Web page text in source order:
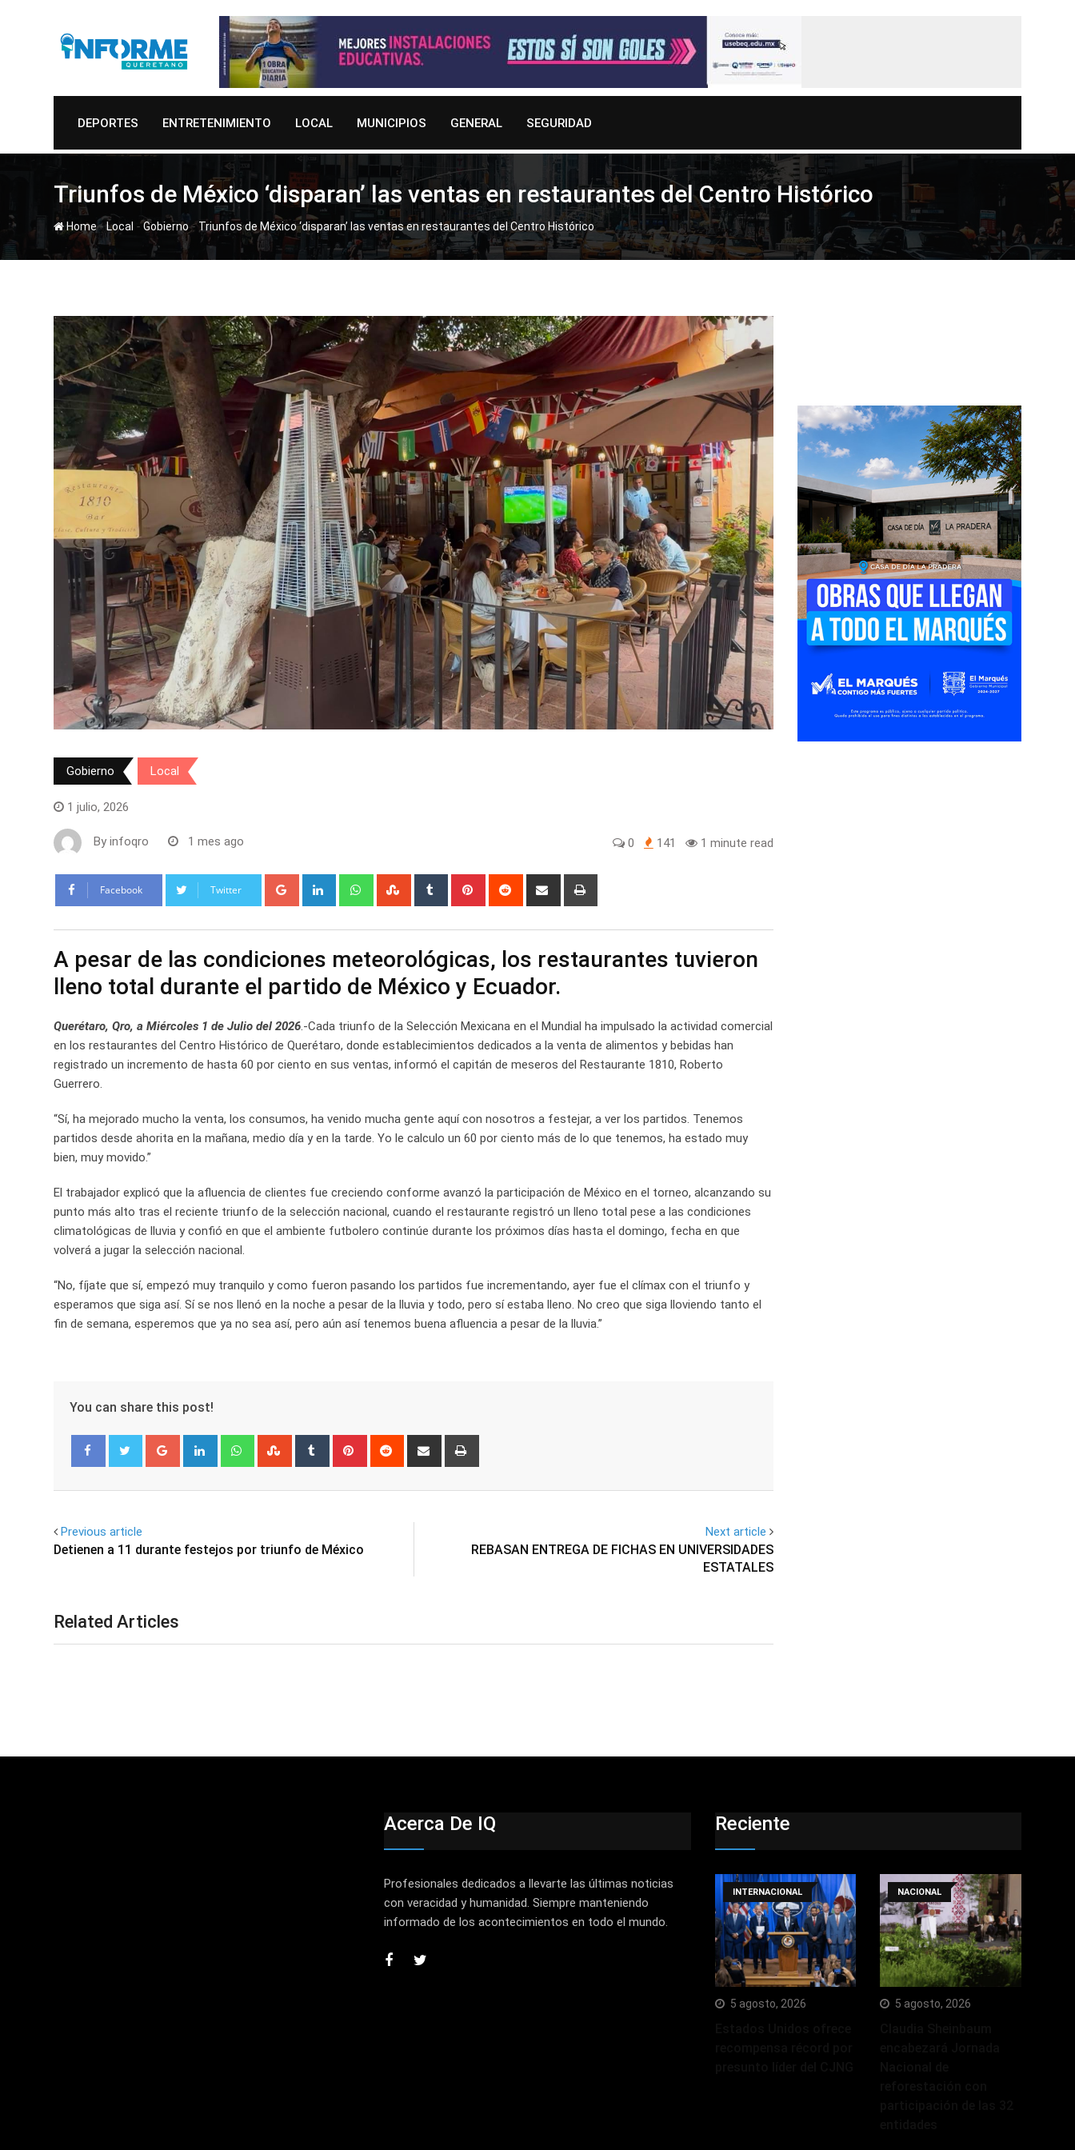
DEPORTES ENTRETENIMIENTO LOCAL MUNICIPIOS GENERAL SEGURIDAD
Triunfos de México ‘disparan’ las ventas en restaurantes del Centro Histórico
Home- Local -Gobierno-Triunfos de México ‘disparan’ las ventas en restaurantes del Centro Histórico
Gobierno Local
1 julio, 2026
By infoqro 1 mes ago 0 141 1 minute read
Facebook Twitter Google+ LinkedIn WhatsappStumbleUpon
Tumblr Pinterest Reddit
Share
A pesar de las condiciones meteorológicas, los restaurantes tuvieron
lleno total durante el partido de México y Ecuador.
Querétaro, Qro, a Miércoles 1 de Julio del 2026.-Cada triunfo de la Selección Mexicana en el Mundial ha impulsado la actividad comercial
en los restaurantes del Centro Histórico de Querétaro, donde establecimientos dedicados a la venta de alimentos y bebidas han
registrado un incremento de hasta 60 por ciento en sus ventas, informó el capitán de meseros del Restaurante 1810, Roberto
Guerrero.
“Sí, ha mejorado mucho la venta, los consumos, ha venido mucha gente aquí con nosotros a festejar, a ver los partidos. Tenemos
partidos desde ahorita en la mañana, medio día y en la tarde. Yo le calculo un 60 por ciento más de lo que tenemos, ha estado muy
bien, muy movido.”
El trabajador explicó que la afluencia de clientes fue creciendo conforme avanzó la participación de México en el torneo, alcanzando su
punto más alto tras el reciente triunfo de la selección nacional, cuando el restaurante registró un lleno total pese a las condiciones
climatológicas de lluvia y confió en que el ambiente futbolero continúe durante los próximos días hasta el domingo, fecha en que
volverá a jugar la selección nacional.
“No, fíjate que sí, empezó muy tranquilo y como fueron pasando los partidos fue incrementando, ayer fue el clímax con el triunfo y
esperamos que siga así. Sí se nos llenó en la noche a pesar de la lluvia y todo, pero sí estaba lleno. No creo que siga lloviendo tanto el
fin de semana, esperemos que ya no sea así, pero aún así tenemos buena afluencia a pesar de la lluvia.”
You can share this post!
Google+ LinkedIn WhatsappStumbleUpon
Tumblr Pinterest Reddit
Share
Previous article
Detienen a 11 durante festejos por triunfo de México
Next article
REBASAN ENTREGA DE FICHAS EN UNIVERSIDADES
ESTATALES
Related Articles
Acerca De IQ
Profesionales dedicados a llevarte las últimas noticias
con veracidad y humanidad. Siempre manteniendo
informado de los acontecimientos en todo el mundo.
Reciente
INTERNACIONAL
5 agosto, 2026
NACIONAL
5 agosto, 2026